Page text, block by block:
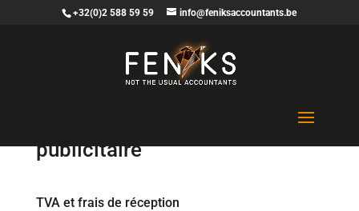
+32(0)2 588 59 59 info@feniksaccountants.be
Catering lors d’un événement
publicitaire
TVA et frais de réception